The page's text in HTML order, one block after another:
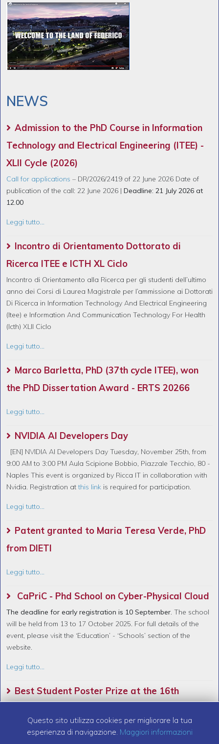
NEWS
Admission to the PhD Course in Information
Technology and Electrical Engineering (ITEE) -
XLII Cycle (2026)
Call for applications – DR/2026/2419 of 22 June 2026 Date of
publication of the call: 22 June 2026 | Deadline: 21 July 2026 at
12.00
Leggi tutto...
Incontro di Orientamento Dottorato di
Ricerca ITEE e ICTH XL Ciclo
Incontro di Orientamento alla Ricerca per gli studenti dell’ultimo
anno dei Corsi di Laurea Magistrale per l’ammissione ai Dottorati
Di Ricerca in Information Technology And Electrical Engineering
(Itee) e Information And Communication Technology For Health
(Icth) XLII Ciclo
Leggi tutto...
Marco Barletta, PhD (37th cycle ITEE), won
the PhD Dissertation Award - ERTS 20266
Leggi tutto...
NVIDIA AI Developers Day
[EN] NVIDIA AI Developers Day Tuesday, November 25th, from
9:00 AM to 3:00 PM Aula Scipione Bobbio, Piazzale Tecchio, 80 -
Naples This event is organized by Ricca IT in collaboration with
Nvidia. Registration atthis link is required for participation.
Leggi tutto...
Patent granted to Maria Teresa Verde, PhD
from DIETI
Leggi tutto...
CaPriC - Phd School on Cyber-Physical Cloud
The deadline for early registration is 10 September. The school
will be held from 13 to 17 October 2025. For full details of the
event, please visit the ‘Education’ - ‘Schools’ section of the
website.
Leggi tutto...
Best Student Poster Prize at the 16th
(IPAC 25)
Questo sito utilizza cookies per migliorare la tua
esperienza di navigazione. Maggiori informazioni